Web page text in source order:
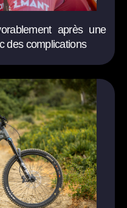
après une
des complications